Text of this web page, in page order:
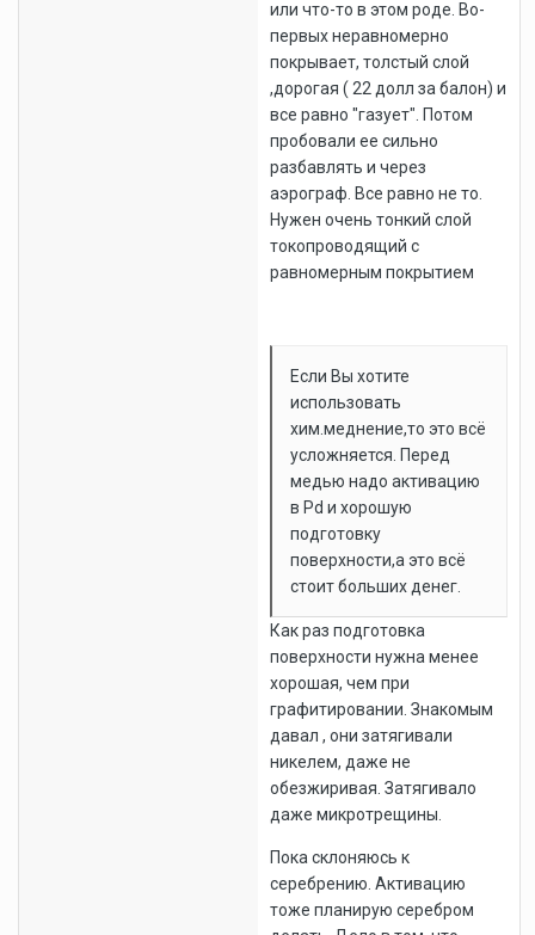
или что-то в этом роде. Во-
первых неравномерно
покрывает, толстый слой
,дорогая ( 22 долл за балон) и
все равно "газует". Потом
пробовали ее сильно
разбавлять и через
аэрограф. Все равно не то.
Нужен очень тонкий слой
токопроводящий с
равномерным покрытием
Если Вы хотите
использовать
хим.меднение,то это всё
усложняется. Перед
медью надо активацию
в Pd и хорошую
подготовку
поверхности,а это всё
стоит больших денег.
Как раз подготовка
поверхности нужна менее
хорошая, чем при
графитировании. Знакомым
давал , они затягивали
никелем, даже не
обезжиривая. Затягивало
даже микротрещины.
Пока склоняюсь к
серебрению. Активацию
тоже планирую серебром